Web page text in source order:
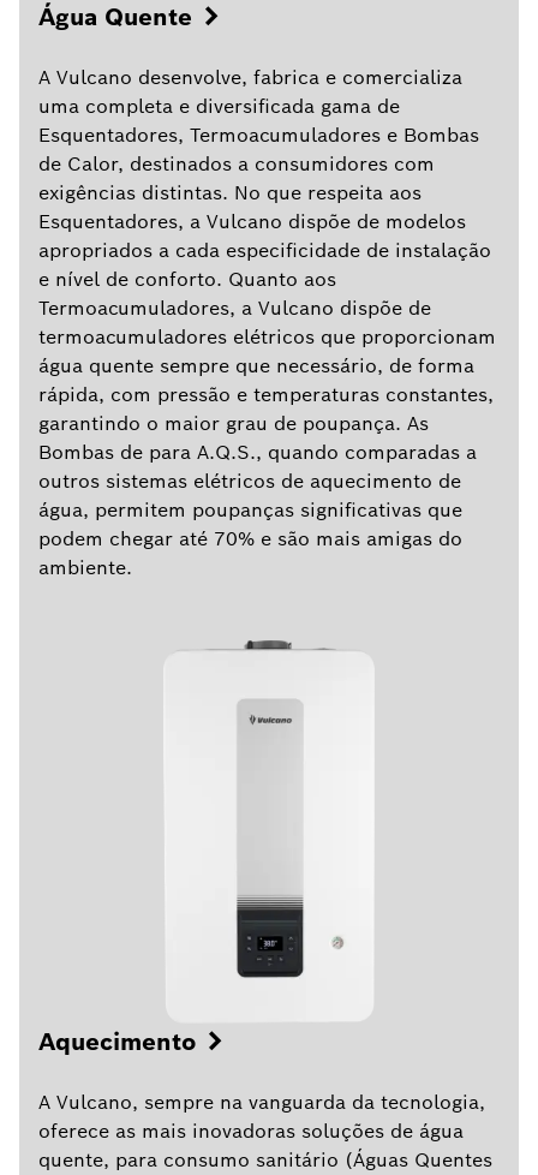
Água Quente
A Vulcano desenvolve, fabrica e comercializa
uma completa e diversificada gama de
Esquentadores, Termoacumuladores e Bombas
de Calor, destinados a consumidores com
exigências distintas. No que respeita aos
Esquentadores, a Vulcano dispõe de modelos
apropriados a cada especificidade de instalação
e nível de conforto. Quanto aos
Termoacumuladores, a Vulcano dispõe de
termoacumuladores elétricos que proporcionam
água quente sempre que necessário, de forma
rápida, com pressão e temperaturas constantes,
garantindo o maior grau de poupança. As
Bombas de para A.Q.S., quando comparadas a
outros sistemas elétricos de aquecimento de
água, permitem poupanças significativas que
podem chegar até 70% e são mais amigas do
ambiente.
Aquecimento
A Vulcano, sempre na vanguarda da tecnologia,
oferece as mais inovadoras soluções de água
quente, para consumo sanitário (Águas Quentes